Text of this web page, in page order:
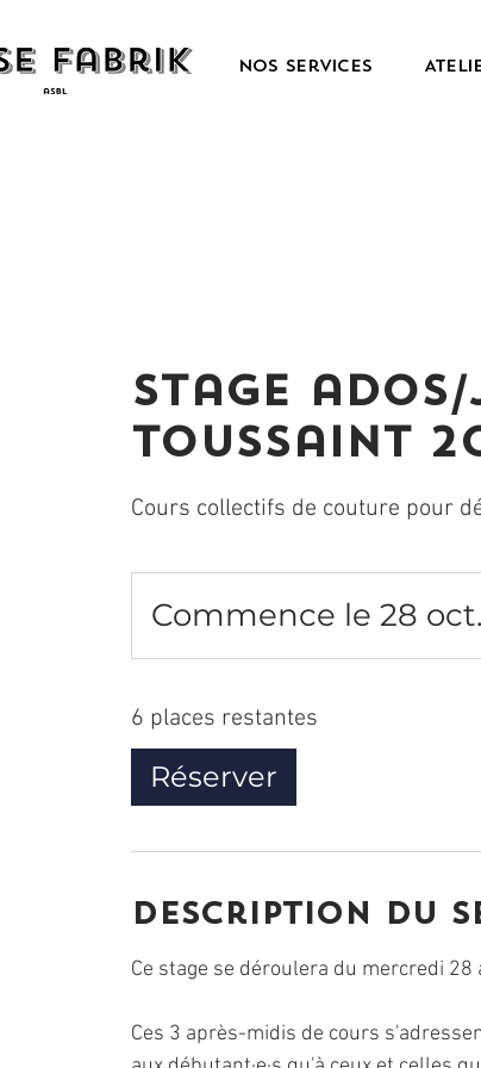
Nos services
Stage
Toussaint
Cours collectifs de couture pour
Commence le 28 oct.
6 places restantes
Réserver
Description du
Ce stage se déroulera du mercredi
Ces 3 après-midis de cours